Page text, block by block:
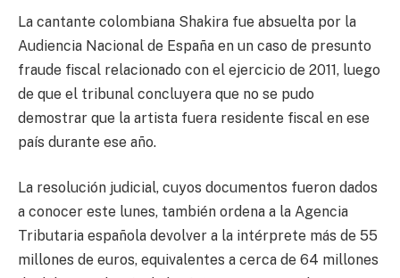
La cantante colombiana Shakira fue absuelta por la
Audiencia Nacional de España en un caso de presunto
fraude fiscal relacionado con el ejercicio de 2011, luego
de que el tribunal concluyera que no se pudo
demostrar que la artista fuera residente fiscal en ese
país durante ese año.
La resolución judicial, cuyos documentos fueron dados
a conocer este lunes, también ordena a la Agencia
Tributaria española devolver a la intérprete más de 55
millones de euros, equivalentes a cerca de 64 millones